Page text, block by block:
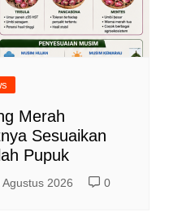
Merah
Sesuaikan
Pupuk
Agustus 2026 0